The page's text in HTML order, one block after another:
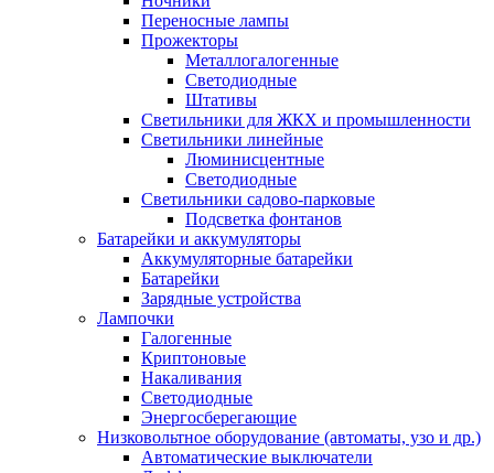
Переносные лампы
Прожекторы
Металлогалогенные
Светодиодные
Штативы
Светильники для ЖКХ и промышленности
Светильники линейные
Люминисцентные
Светодиодные
Светильники садово-парковые
Подсветка фонтанов
Батарейки и аккумуляторы
Аккумуляторные батарейки
Батарейки
Зарядные устройства
Лампочки
Галогенные
Криптоновые
Накаливания
Светодиодные
Энергосберегающие
Низковольтное оборудование (автоматы, узо и др.)
Автоматические выключатели